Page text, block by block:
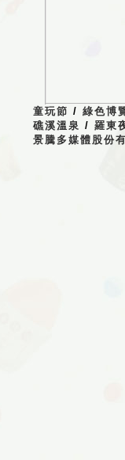
童玩節 /綠色博
礁溪溫泉 /羅東
景騰多媒體股份